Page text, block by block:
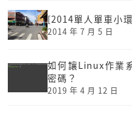
[2014單人單車小
2014 年 7 月 5 日
如何讓Linux作業
密碼？
2019 年 4 月 12 日